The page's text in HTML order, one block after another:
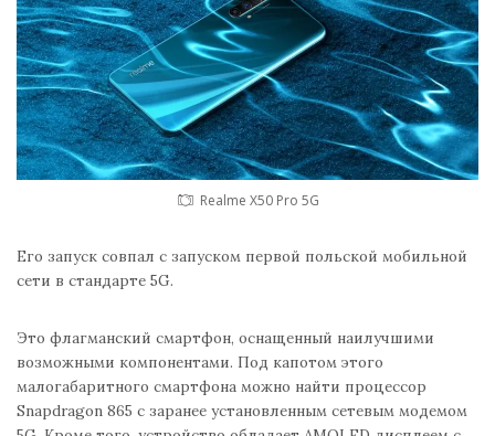
Realme X50 Pro 5G
Его запуск совпал с запуском первой польской мобильной
сети в стандарте 5G.
Это флагманский смартфон, оснащенный наилучшими
возможными компонентами. Под капотом этого
малогабаритного смартфона можно найти процессор
Snapdragon 865 с заранее установленным сетевым модемом